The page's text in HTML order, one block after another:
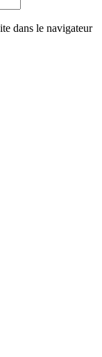
dans le navigateur